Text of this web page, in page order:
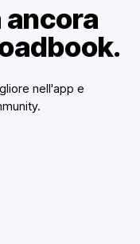
ancora
nell'app e